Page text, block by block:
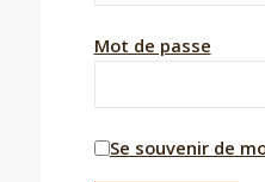
Mot de passe
Se souvenir de